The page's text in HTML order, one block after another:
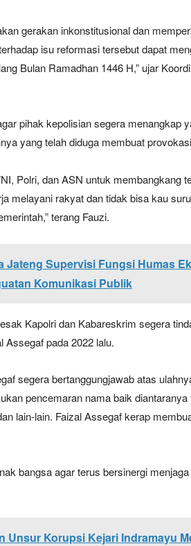
gerakan inkonstitusional dan
isu reformasi tersebut dapat
Bulan Ramadhan 1446 H,” ujar
pihak kepolisian segera menangkap
yang telah diduga membuat
Polri, dan ASN untuk membangkang
melayani rakyat dan tidak bisa kau
terang Fauzi.
Jateng Supervisi Fungsi Humas
Komunikasi Publik
Kapolri dan Kabareskrim segera
Assegaf pada 2022 lalu.
segera bertanggungjawab atas
pencemaran nama baik
lain-lain. Faizal Assegaf kerap
bangsa agar terus bersinergi
Unsur Korupsi Kejari Indramayu